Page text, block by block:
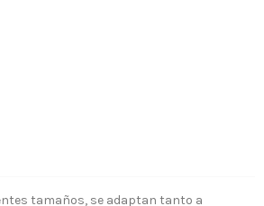
tamaños, se adaptan tanto a